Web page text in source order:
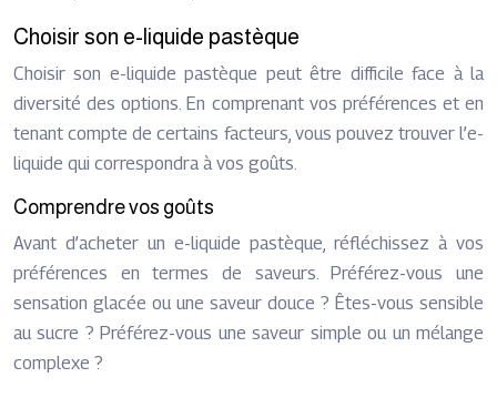
Choisir son e-liquide pastèque
Choisir son e-liquide pastèque peut être difficile face à la
diversité des options. En comprenant vos préférences et en
tenant compte de certains facteurs, vous pouvez trouver l’e-
liquide qui correspondra à vos goûts.
Comprendre vos goûts
Avant d’acheter un e-liquide pastèque, réfléchissez à vos
préférences en termes de saveurs. Préférez-vous une
sensation glacée ou une saveur douce ? Êtes-vous sensible
au sucre ? Préférez-vous une saveur simple ou un mélange
complexe ?